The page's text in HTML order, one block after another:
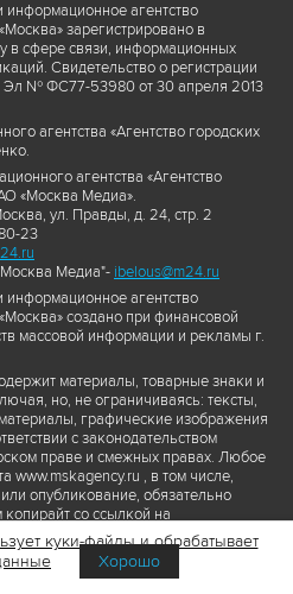
агентство
зарегистрировано в
в сфере связи, информационных
Свидетельство о регистрации
Эл № ФС77-53980 от 30 апреля 2013
агентства «Агентство городских
агентства «Агентство
«Москва Медиа».
ул. Правды, д. 24, стр. 2
23
Медиа"- ibelous@m24.ru
агентство
создано при финансовой
массовой информации и рекламы г.
материалы, товарные знаки и
но, не ограничиваясь: тексты,
графические изображения
с законодательством
праве и смежных правах. Любое
www.mskagency.ru , в том числе,
опубликование, обязательно
со ссылкой на
а также гиперссылкой на сайт
информации. Переработка
не допускается.
куки-файлы и обрабатывает
Хорошо